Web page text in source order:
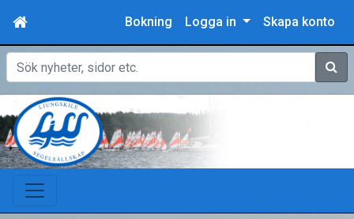
Bokning Logga in Skapa konto
Sök